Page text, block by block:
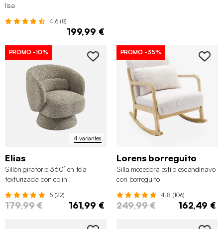
lisa
4.6 (8)
199,99 €
4 variantes
PROMO -10%
Elias
Sillón giratorio 360° en tela
texturizada con cojín
5 (22)
179,99 € 161,99 €
PROMO -35%
Lorens borreguito
Silla mecedora estilo escandinavo
con borreguito
4.8 (106)
249,99 € 162,49 €